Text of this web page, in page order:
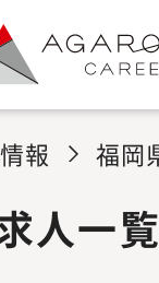
報 福岡
人一